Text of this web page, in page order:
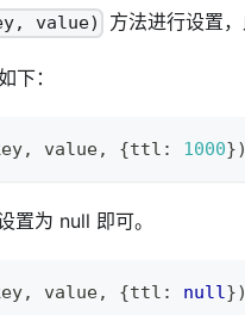
value) 方法进行设置
下：
, value, {ttl : 1000})
置为 null 即可。
, value, {ttl : null})